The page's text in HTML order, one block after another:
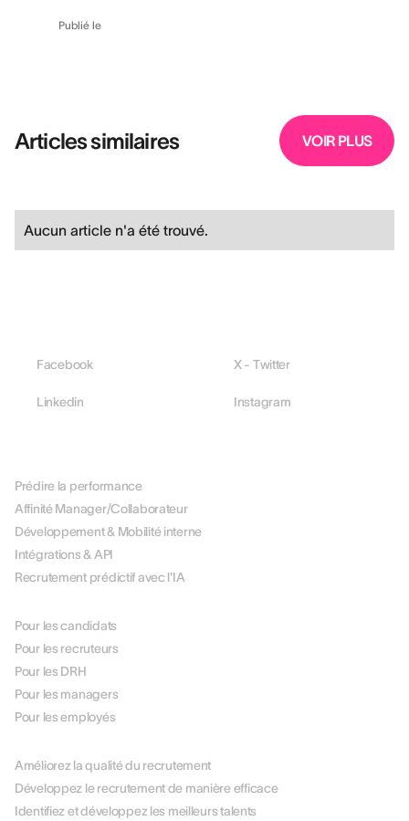
Publié le
Articles similaires VOIR PLUS
Aucun article n'a été trouvé.
Facebook X - Twitter
Linkedin Instagram
Prédire la performance
Affinité Manager/Collaborateur
Développement & Mobilité interne
Intégrations & API
Recrutement prédictif avec l'IA
Pour les candidats
Pour les recruteurs
Pour les DRH
Pour les managers
Pour les employés
Améliorez la qualité du recrutement
Développez le recrutement de manière efficace
Identifiez et développez les meilleurs talents